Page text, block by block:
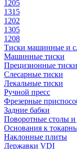
1205
1315
1202
1305
1208
Тиски машинные и
Машинные тиски
Прецизионные тиски
Слесарные тиски
Лекальные тиски
Ручной пресс
Фрезерные
Задние бабки
Поворотные столы и
Основания к
Наклонные плиты
Державки VDI